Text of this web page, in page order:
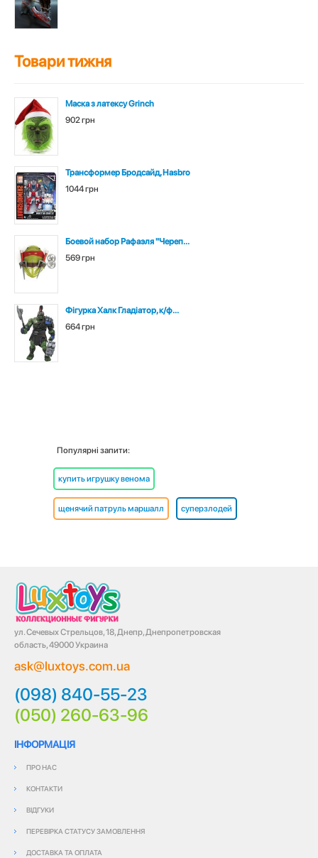
Товари тижня
Маска з латексу Grinch
902 грн
Трансформер Бродсайд, Hasbro
1044 грн
Боевой набор Рафаэля "Череп...
569 грн
Фігурка Халк Гладіатор, к/ф...
664 грн
Популярні запити:
купить игрушку венома
щенячий патруль маршалл суперзлодей
ул. Сечевых Стрельцов, 18, Днепр, Днепропетровская
область, 49000 Украина
ask@luxtoys.com.ua
(098) 840-55-23
(050) 260-63-96
ІНФОРМАЦІЯ
ПРО НАС
КОНТАКТИ
ВІДГУКИ
ПЕРЕВІРКА СТАТУСУ ЗАМОВЛЕННЯ
ДОСТАВКА ТА ОПЛАТА